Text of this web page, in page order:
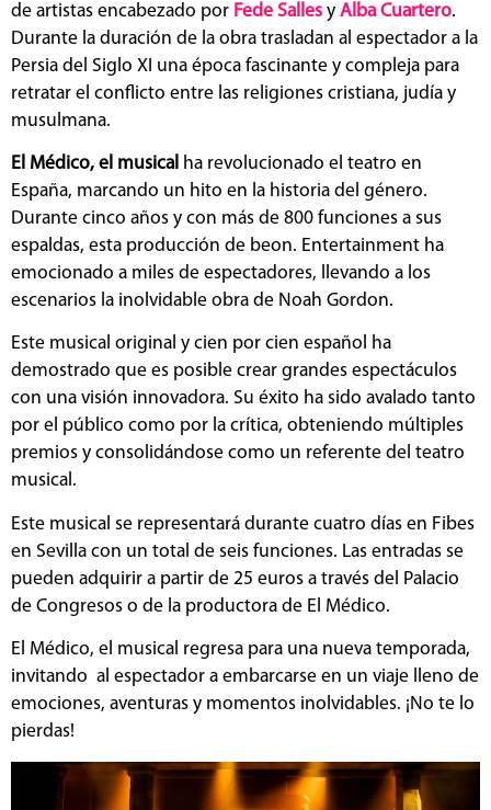
de artistas encabezado por Fede Salles y Alba Cuartero.
Durante la duración de la obra trasladan al espectador a la
Persia del Siglo XI una época fascinante y compleja para
retratar el conflicto entre las religiones cristiana, judía y
musulmana.
El Médico, el musical ha revolucionado el teatro en
España, marcando un hito en la historia del género.
Durante cinco años y con más de 800 funciones a sus
espaldas, esta producción de beon. Entertainment ha
emocionado a miles de espectadores, llevando a los
escenarios la inolvidable obra de Noah Gordon.
Este musical original y cien por cien español ha
demostrado que es posible crear grandes espectáculos
con una visión innovadora. Su éxito ha sido avalado tanto
por el público como por la crítica, obteniendo múltiples
premios y consolidándose como un referente del teatro
musical.
Este musical se representará durante cuatro días en Fibes
en Sevilla con un total de seis funciones. Las entradas se
pueden adquirir a partir de 25 euros a través del Palacio
de Congresos o de la productora de El Médico.
El Médico, el musical regresa para una nueva temporada,
invitando al espectador a embarcarse en un viaje lleno de
emociones, aventuras y momentos inolvidables. ¡No te lo
pierdas!